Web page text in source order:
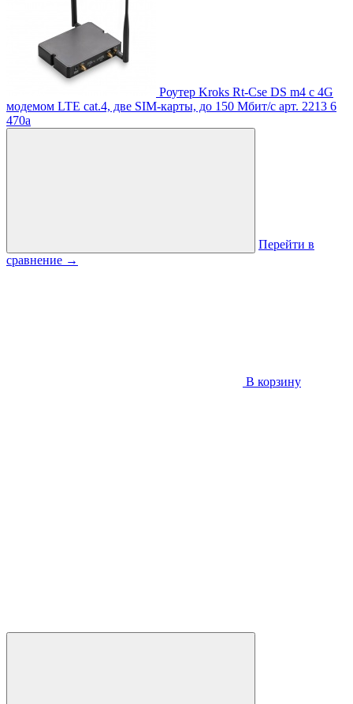
Роутер Kroks Rt-Cse DS m4 с 4G
модемом LTE cat.4, две SIM-карты, до 150 Мбит/с арт. 2213 6
470a
Перейти в
сравнение →
В корзину